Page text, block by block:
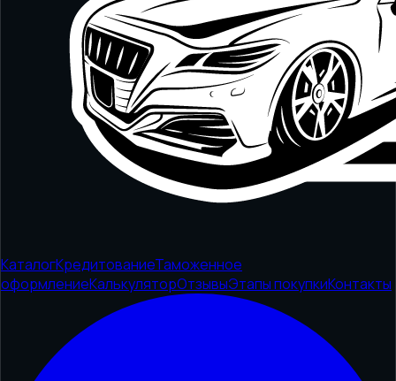
КаталогКредитованиеТаможенное
оформлениеКалькуляторОтзывыЭтапы покупкиКонтакты